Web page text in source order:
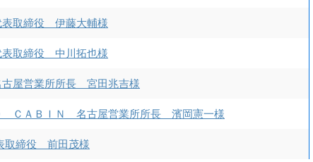
取締役 伊藤大輔様
取締役 中川拓也様
屋営業所所長 宮田兆吉様
ＣＡＢＩＮ 名古屋営業所所長 濱岡憲一様
締役 前田茂様